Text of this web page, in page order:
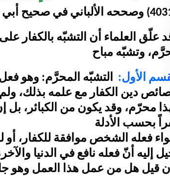
علّق العلماء أن التشبّه بالكفار
وتشبّه مباح
الأول: التشبّه المحرَّم: وهو
دين الكفار مع علمه بذلك،
محرّم، وقد يكون من الكبائر، بل
بحسب الأدلة
فعله الشخص موافقة للكفار، أو
إليه أنّ فعله نافع في الدنيا
قيل هل من عمل هذا العمل وهو